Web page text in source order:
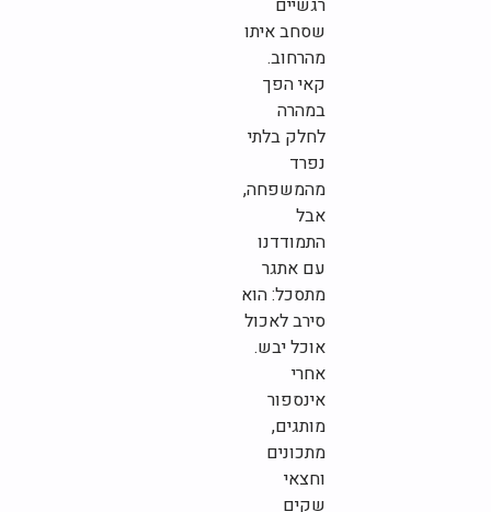
רגשיים
שסחב איתו
מהרחוב.
קאי הפך
במהרה
לחלק בלתי
נפרד
מהמשפחה,
אבל
התמודדנו
עם אתגר
מתסכל: הוא
סירב לאכול
אוכל יבש.
אחרי
אינספור
מותגים,
מתכונים
וחצאי
שקים